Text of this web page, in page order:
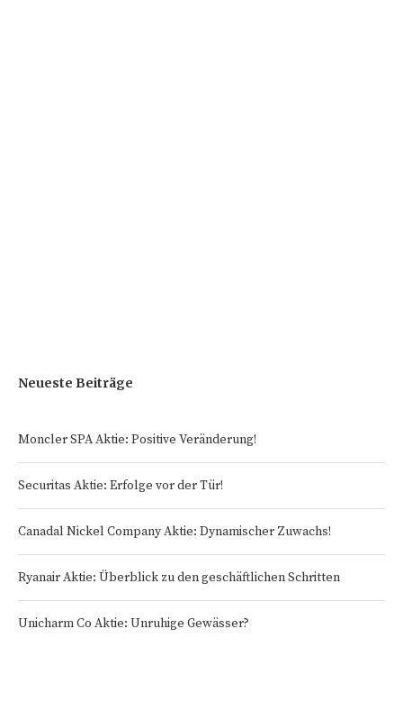
Neueste Beiträge
Moncler SPA Aktie: Positive Veränderung!
Securitas Aktie: Erfolge vor der Tür!
Canadal Nickel Company Aktie: Dynamischer Zuwachs!
Ryanair Aktie: Überblick zu den geschäftlichen Schritten
Unicharm Co Aktie: Unruhige Gewässer?